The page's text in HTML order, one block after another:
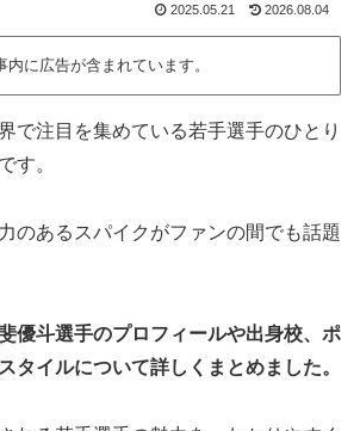
2025.05.21 2026.08.04
内に広告が含まれています。
で注目を集めている若手選手のひとり
す。
のあるスパイクがファンの間でも話題
優斗選手のプロフィールや出身校、ポ
タイルについて詳しくまとめました。